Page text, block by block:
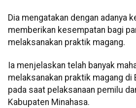
Dia mengatakan dengan adanya
memberikan kesempatan bagi
melaksanakan praktik magang.
Ia menjelaskan telah banyak
melaksanakan praktik magang
pada saat pelaksanaan pemilu
Kabupaten Minahasa.